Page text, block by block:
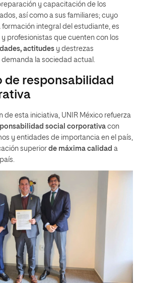
y capacitación de los
así como a sus familiares; cuyo
integral del estudiante, es
profesionistas que cuenten con los
actitudes y destrezas
la sociedad actual.
de responsabilidad
de esta iniciativa, UNIR México refuerza
social corporativa con
y entidades de importancia en el país,
superior de máxima calidad a